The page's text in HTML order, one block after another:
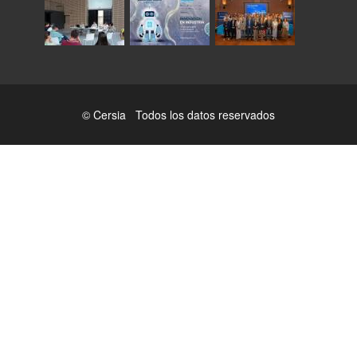
© Cersia Todos los datos reservados